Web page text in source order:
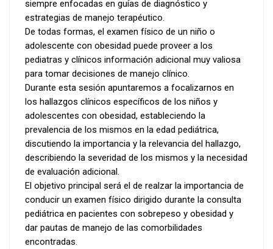
siempre enfocadas en guías de diagnóstico y
estrategias de manejo terapéutico.
De todas formas, el examen físico de un niño o
adolescente con obesidad puede proveer a los
pediatras y clínicos información adicional muy valiosa
para tomar decisiones de manejo clínico.
Durante esta sesión apuntaremos a focalizarnos en
los hallazgos clínicos específicos de los niños y
adolescentes con obesidad, estableciendo la
prevalencia de los mismos en la edad pediátrica,
discutiendo la importancia y la relevancia del hallazgo,
describiendo la severidad de los mismos y la necesidad
de evaluación adicional.
El objetivo principal será el de realzar la importancia de
conducir un examen físico dirigido durante la consulta
pediátrica en pacientes con sobrepeso y obesidad y
dar pautas de manejo de las comorbilidades
encontradas.